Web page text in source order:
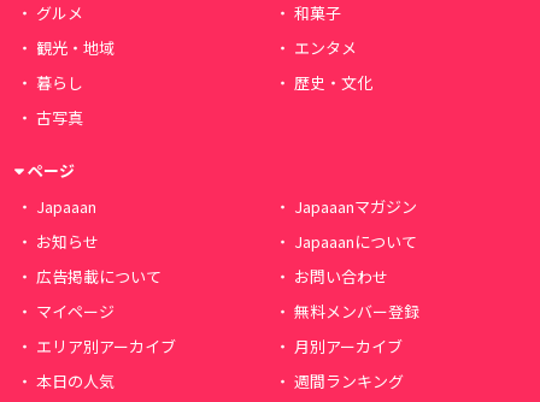
グルメ
和菓子
観光・地域
エンタメ
暮らし
歴史・文化
古写真
ページ
Japaaan
Japaaanマガジン
お知らせ
Japaaanについて
広告掲載について
お問い合わせ
マイページ
無料メンバー登録
エリア別アーカイブ
月別アーカイブ
本日の人気
週間ランキング